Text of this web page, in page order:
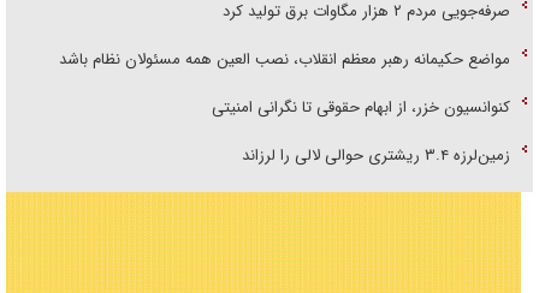
صرفه‌جویی مردم ۲ هزار مگاوات برق تولید کرد
مواضع حکیمانه رهبر معظم انقلاب، نصب العین همه مسئولان نظام باشد
کنوانسیون خزر، از ابهام حقوقی تا نگرانی امنیتی
زمین‌لرزه ۳.۴ ریشتری حوالی لالی را لرزاند